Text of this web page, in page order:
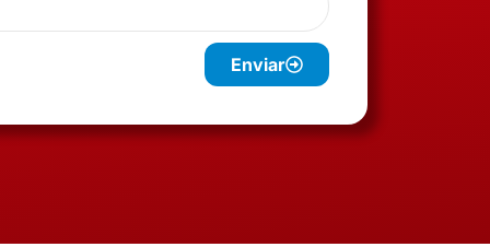
Enviar